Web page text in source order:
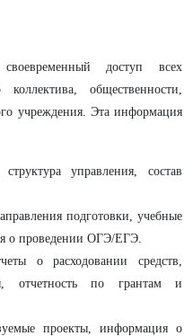
доступ всех
общественности,
учреждения. Эта информация
управления, состав
подготовки, учебные
о проведении ОГЭ/ЕГЭ.
о расходовании средств,
отчетность по грантам и
проекты, информация о